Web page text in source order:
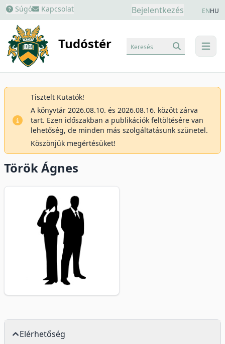
Súgó Kapcsolat Bejelentkezés ENHU
Tudóstér menu
Keresés
Tisztelt Kutatók!
A könyvtár 2026.08.10. és 2026.08.16. között zárva
tart. Ezen időszakban a publikációk feltöltésére van
lehetőség, de minden más szolgáltatásunk szünetel.
Köszönjük megértésüket!
Török Ágnes
Elérhetőség